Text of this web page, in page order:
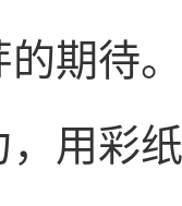
期待
用彩